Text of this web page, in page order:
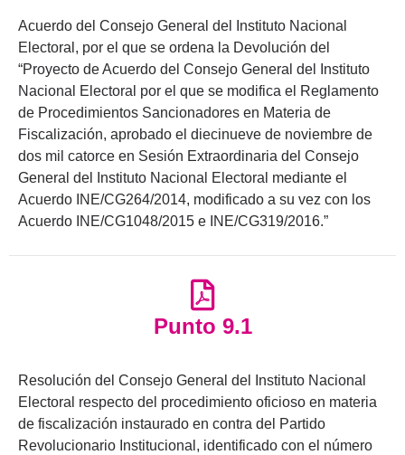
Acuerdo del Consejo General del Instituto Nacional
Electoral, por el que se ordena la Devolución del
“Proyecto de Acuerdo del Consejo General del Instituto
Nacional Electoral por el que se modifica el Reglamento
de Procedimientos Sancionadores en Materia de
Fiscalización, aprobado el diecinueve de noviembre de
dos mil catorce en Sesión Extraordinaria del Consejo
General del Instituto Nacional Electoral mediante el
Acuerdo INE/CG264/2014, modificado a su vez con los
Acuerdo INE/CG1048/2015 e INE/CG319/2016.”
Punto 9.1
Resolución del Consejo General del Instituto Nacional
Electoral respecto del procedimiento oficioso en materia
de fiscalización instaurado en contra del Partido
Revolucionario Institucional, identificado con el número